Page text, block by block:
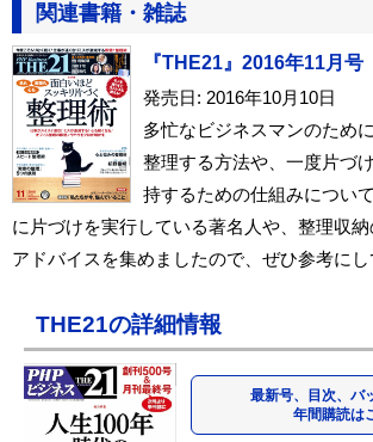
関連書籍・雑誌
『THE21』2016年11月号
発売日: 2016年10月10日
多忙なビジネスマンのため
整理する方法や、一度片づ
持するための仕組みについ
に片づけを実行している著名人や、整理収
アドバイスを集めましたので、ぜひ参考にし
THE21の詳細情報
最新号、目次、バ
年間購読は